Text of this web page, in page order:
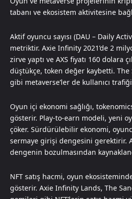
tabanı ve ekosistem aktivitesine
Aktif oyuncu sayısı (DAU – Daily
metriktir. Axie Infinity 2021’de 2
zirve yaptı ve AXS fiyatı 160 dolara
düştükçe, token değer kaybetti.
gibi metaverse’ler de kullanıcı
Oyun içi ekonomi sağlığı,
gösterir. Play-to-earn modeli, yeni
çöker. Sürdürülebilir ekonomi,
sermaye girişi dengesini gerektirir.
dengenin bozulmasından
NFT satış hacmi, oyun
gösterir. Axie Infinity Lands, The